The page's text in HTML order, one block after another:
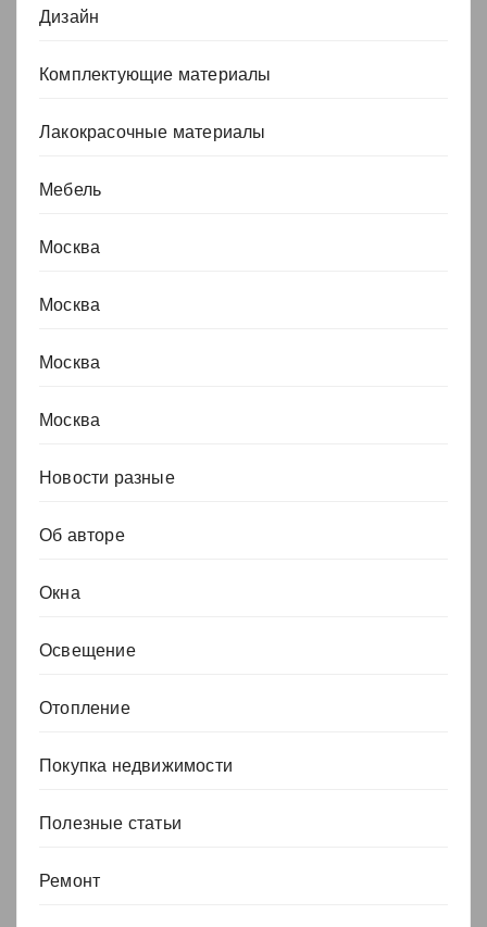
Дизайн
Комплектующие материалы
Лакокрасочные материалы
Мебель
Москва
Москва
Москва
Москва
Новости разные
Об авторе
Окна
Освещение
Отопление
Покупка недвижимости
Полезные статьи
Ремонт